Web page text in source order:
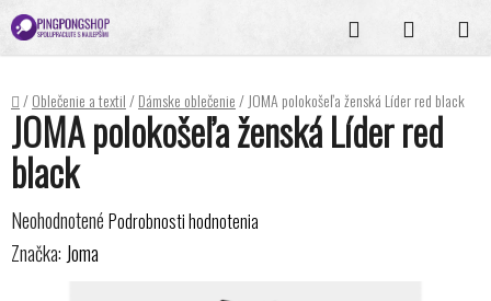
Prejsť
na
obsah
Hľadať
KOŠÍK
Domov
/Oblečenie a textil/Dámske oblečenie/JOMA polokošeľa ženská Líder red black
JOMA polokošeľa ženská Líder red
black
Priemerné
hodnotenie
Neohodnotené Podrobnosti hodnotenia
Značka: Joma